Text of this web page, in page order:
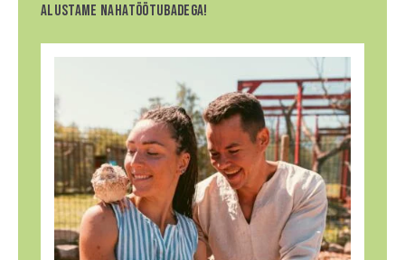
ALUSTAME NAHATÖÖTUBADEGA!